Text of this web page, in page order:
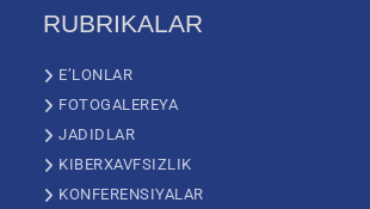
RUBRIKALAR
E’LONLAR
FOTOGALEREYA
JADIDLAR
KIBERXAVFSIZLIK
KONFERENSIYALAR